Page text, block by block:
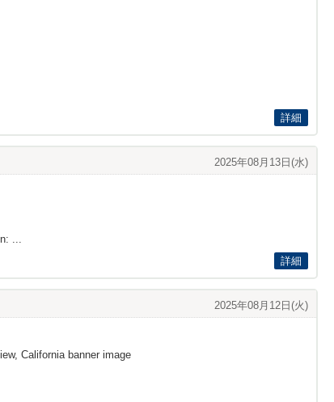
詳細
2025年08月13日(水)
...
詳細
2025年08月12日(火)
California banner image